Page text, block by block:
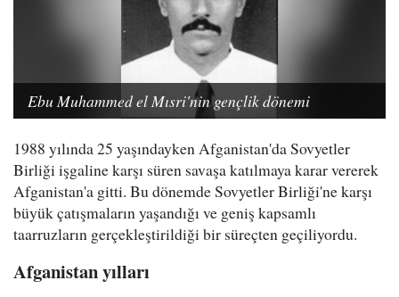
Ebu Muhammed el Mısri'nin gençlik dönemi
1988 yılında 25 yaşındayken Afganistan'da Sovyetler
Birliği işgaline karşı süren savaşa katılmaya karar vererek
Afganistan'a gitti. Bu dönemde Sovyetler Birliği'ne karşı
büyük çatışmaların yaşandığı ve geniş kapsamlı
taarruzların gerçekleştirildiği bir süreçten geçiliyordu.
Afganistan yılları